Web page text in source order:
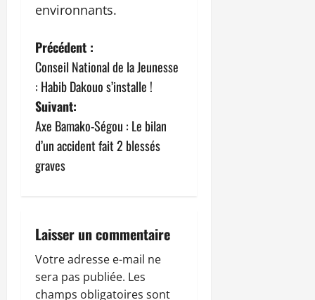
environnants.
N
a
v
i
g
t
i
o
Précédent :
Conseil National de la Jeunesse
: Habib Dakouo s’installe !
Suivant:
Axe Bamako-Ségou : Le bilan
d’un accident fait 2 blessés
graves
Laisser un commentaire
Votre adresse e-mail ne
sera pas publiée. Les
champs obligatoires sont